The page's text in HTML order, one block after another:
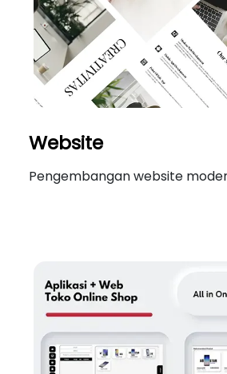
Website
Pengembangan website